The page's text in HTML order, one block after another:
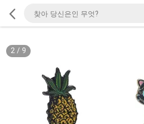
2/ 9